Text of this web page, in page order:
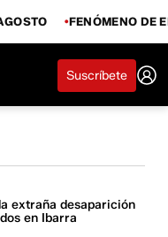
FENÓMENO DE
Suscríbete
extraña desaparición
en Ibarra